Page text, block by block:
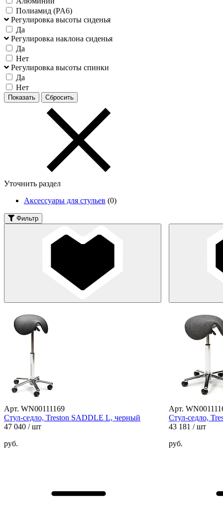
Полиамид (PA6)
Регулировка высоты сиденья
Да
Регулировка наклона сиденья
Да
Нет
Регулировка высоты спинки
Да
Нет
Уточнить раздел
Аксессуары для стульев (0)
Фильтр
Арт. WN00111169
Стул-седло, Treston SADDLE L, черный
47 040 / шт
руб.
Арт.
Стул-седло,
43 181 / шт
руб.